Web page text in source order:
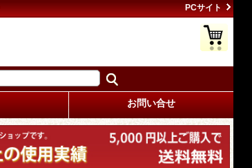
PCサイト
お問い合せ